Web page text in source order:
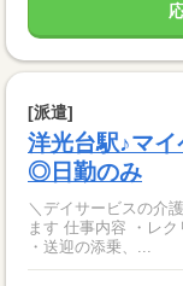
[派遣]
洋光台駅♪マ
◎日勤のみ
＼デイサービスの介
ます 仕事内容 ・レ
・送迎の添乗、...